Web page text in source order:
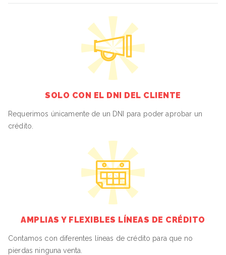
SOLO CON EL DNI DEL CLIENTE
Requerimos únicamente de un DNI para poder aprobar un
crédito.
AMPLIAS Y FLEXIBLES LÍNEAS DE CRÉDITO
Contamos con diferentes líneas de crédito para que no
pierdas ninguna venta.